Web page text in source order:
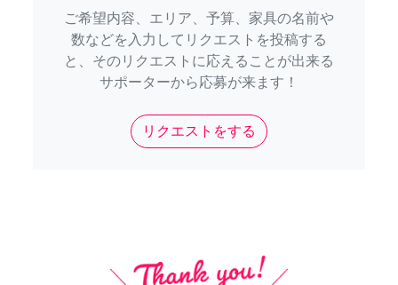
ご希望内容、エリア、予算、家具の名前や
数などを入力してリクエストを投稿する
と、そのリクエストに応えることが出来る
サポーターから応募が来ます！
リクエストをする